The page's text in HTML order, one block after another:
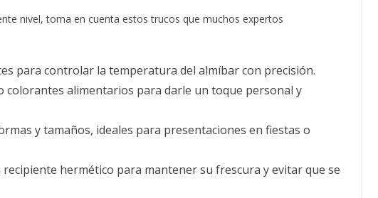
nivel, toma en cuenta estos trucos que muchos expertos
para controlar la temperatura del almíbar con precisión.
colorantes alimentarios para darle un toque personal y
y tamaños, ideales para presentaciones en fiestas o
recipiente hermético para mantener su frescura y evitar que se